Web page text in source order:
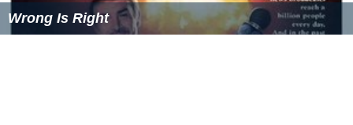
Wrong Is Right